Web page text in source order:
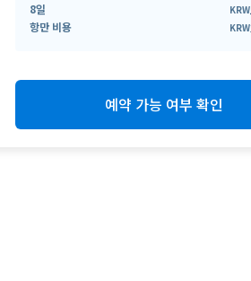
8일 KRW
항만 비용 KRW
예약 가능 여부 확인